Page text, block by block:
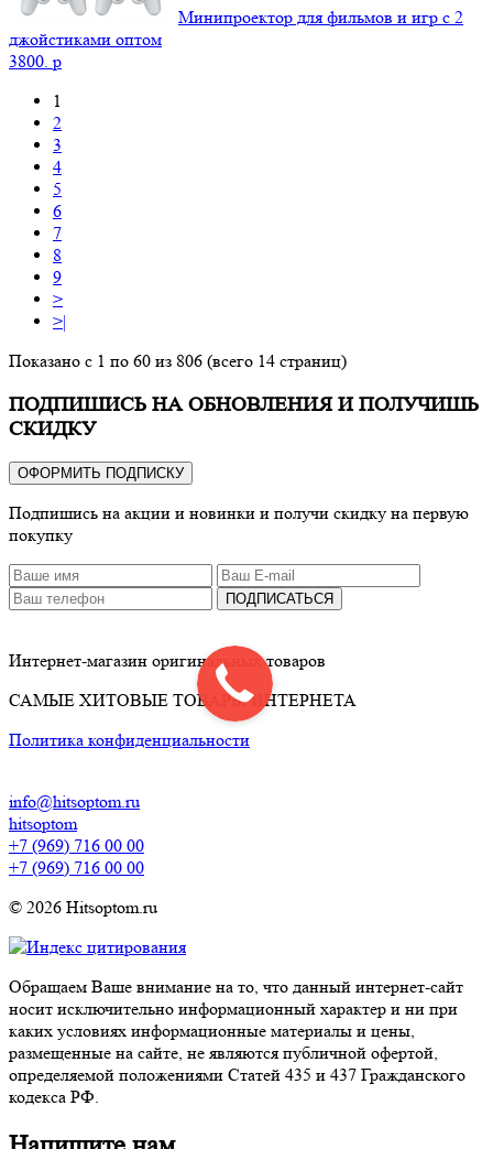
Минипроектор для фильмов и игр с 2
джойстиками оптом
3800. p
1
2
3
4
5
6
7
8
9
>
>|
Показано с 1 по 60 из 806 (всего 14 страниц)
ПОДПИШИСЬ НА ОБНОВЛЕНИЯ И ПОЛУЧИШЬ
СКИДКУ
ОФОРМИТЬ ПОДПИСКУ
Подпишись на акции и новинки и получи скидку на первую
покупку
ПОДПИСАТЬСЯ
Интернет-магазин оригинальных товаров
САМЫЕ ХИТОВЫЕ ТОВАРЫ ИНТЕРНЕТА
Политика конфиденциальности
info@hitsoptom.ru
hitsoptom
+7 (969) 716 00 00
+7 (969) 716 00 00
© 2026 Hitsoptom.ru
Обращаем Ваше внимание на то, что данный интернет-сайт
носит исключительно информационный характер и ни при
каких условиях информационные материалы и цены,
размещенные на сайте, не являются публичной офертой,
определяемой положениями Статей 435 и 437 Гражданского
кодекса РФ.